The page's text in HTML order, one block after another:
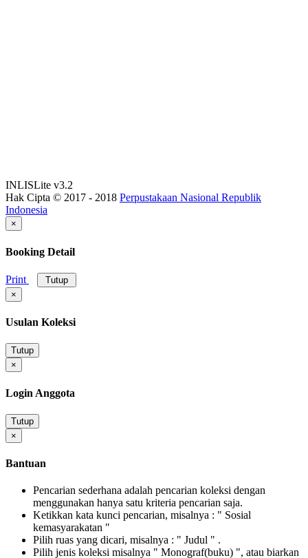
INLISLite v3.2
Hak Cipta © 2017 - 2018 Perpustakaan Nasional Republik
Indonesia
×
Booking Detail
Print
Tutup
×
Usulan Koleksi
Tutup
×
Login Anggota
Tutup
×
Bantuan
Pencarian sederhana adalah pencarian koleksi dengan
menggunakan hanya satu kriteria pencarian saja.
Ketikkan kata kunci pencarian, misalnya : " Sosial
kemasyarakatan "
Pilih ruas yang dicari, misalnya : " Judul " .
Pilih jenis koleksi misalnya " Monograf(buku) ", atau biarkan